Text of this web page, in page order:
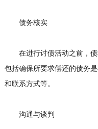
债务核实
在进行讨债活动之前，债
包括确保所要求偿还的债务
和联系方式等。
沟通与谈判